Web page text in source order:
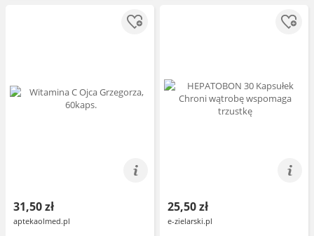
31,50 zł
aptekaolmed.pl
25,50 zł
e-zielarski.pl